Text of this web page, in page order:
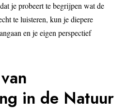
je probeert te begrijpen wat de
te luisteren, kun je diepere
en je eigen perspectief
in de Natuur